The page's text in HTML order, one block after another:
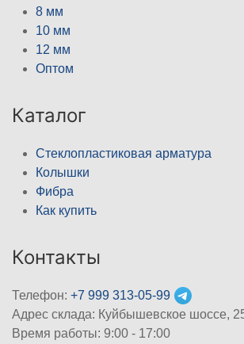
8 мм
10 мм
12 мм
Оптом
Каталог
Стеклопластиковая арматура
Колышки
Фибра
Как купить
Контакты
Телефон: +7 999 313-05-99
Адрес склада: Куйбышевское шоссе,
Время работы: 9:00 - 17:00